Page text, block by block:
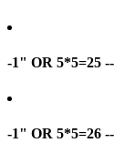
-1" OR 5*5=25 --
-1" OR 5*5=26 --